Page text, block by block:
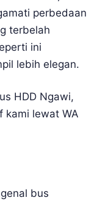
perbedaan
terbelah
ini
lebih elegan.
HDD Ngawi,
kami lewat WA
bus